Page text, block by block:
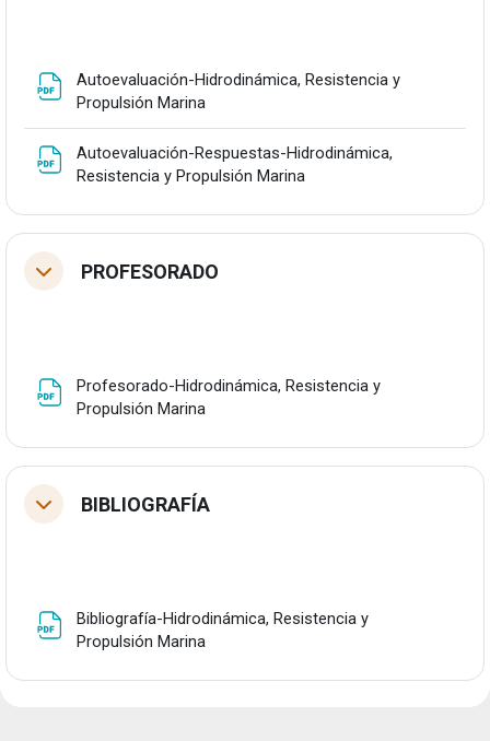
Autoevaluación-Hidrodinámica, Resistencia y
Propulsión Marina
Autoevaluación-Respuestas-Hidrodinámica,
Resistencia y Propulsión Marina
TolestuPROFESORADO
Profesorado-Hidrodinámica, Resistencia y
Propulsión Marina
TolestuBIBLIOGRAFÍA
Bibliografía-Hidrodinámica, Resistencia y
Propulsión Marina